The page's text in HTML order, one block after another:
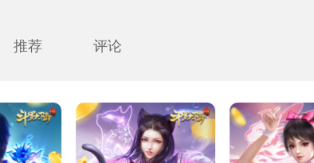
推荐 评论